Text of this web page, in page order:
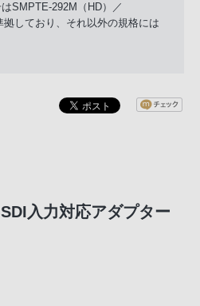
SMPTE-292M（HD）／
しており、それ以外の規格には
入力対応アダプター